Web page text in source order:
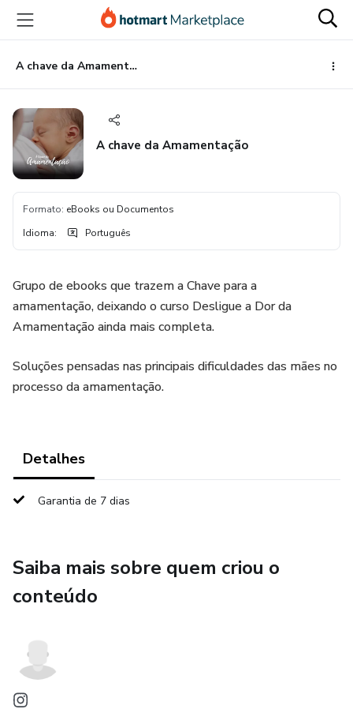
para
conteúdo
principal
para
pagamento
para
rodapé
A chave da Amamentação
A chave da Amamentação
Formato: eBooks ou Documentos
Idioma: Português
Grupo de ebooks que trazem a Chave para a
amamentação, deixando o curso Desligue a Dor da
Amamentação ainda mais completa.
Soluções pensadas nas principais dificuldades das mães no
processo da amamentação.
Detalhes
Garantia de 7 dias
Saiba mais sobre quem criou o
conteúdo